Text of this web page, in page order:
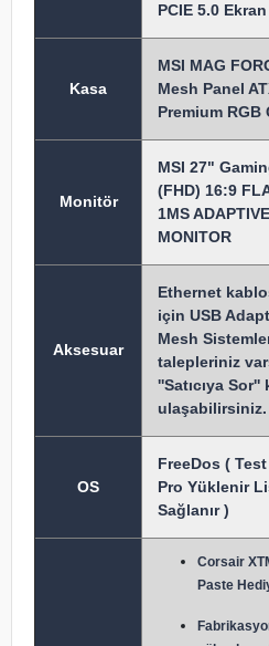
PCIE 5.0 Ekran
Kasa
MSI MAG
Mesh Panel
Premium RGB
Monitör
MSI 27"
(FHD) 16:9
1MS
MONITOR
Aksesuar
Ethernet
için USB
Mesh
talepleriniz
''Satıcıya Sor''
ulaşabilirsiniz.
OS
FreeDos (
Pro Yüklenir
Sağlanır )
Corsair
Paste